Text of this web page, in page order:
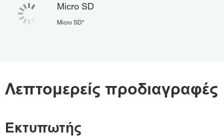
Micro SD
Micro SD*
Λεπτομερείς προδιαγραφές
Εκτυπωτής